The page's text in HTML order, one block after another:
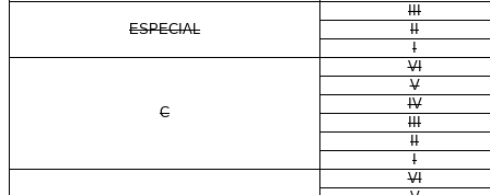
ESPECIAL
III
II
I
C
VI
V
IV
III
II
I
VI